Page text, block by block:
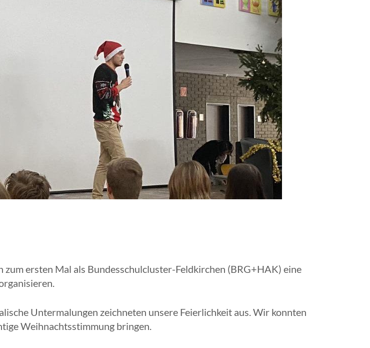
ersten Mal als Bundesschulcluster-Feldkirchen (BRG+HAK) eine
Untermalungen zeichneten unsere Feierlichkeit aus. Wir konnten
Weihnachtsstimmung bringen.